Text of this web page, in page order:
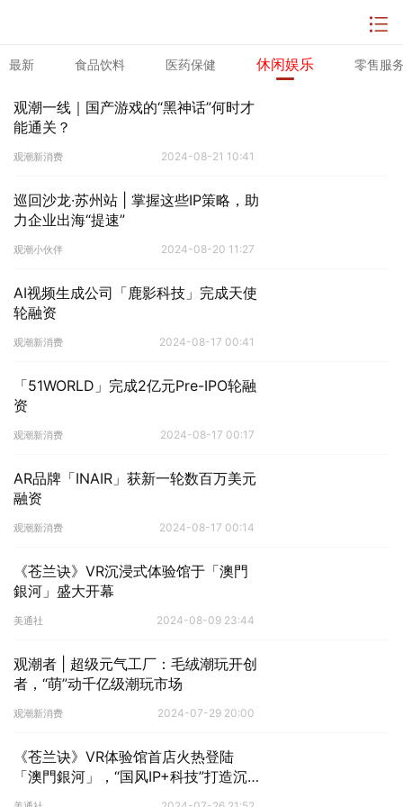
最新 食品饮料 医药保健 休闲娱乐 零售服
观潮一线｜国产游戏的“黑神话”何时才
能通关？
观潮新消费 2024-08-21 10:41
巡回沙龙·苏州站 | 掌握这些IP策略，助
力企业出海“提速”
观潮小伙伴 2024-08-20 11:27
AI视频生成公司「鹿影科技」完成天使
轮融资
观潮新消费 2024-08-17 00:41
「51WORLD」完成2亿元Pre-IPO轮融
资
观潮新消费 2024-08-17 00:17
AR品牌「INAIR」获新一轮数百万美元
融资
观潮新消费 2024-08-17 00:14
《苍兰诀》VR沉浸式体验馆于「澳門
銀河」盛大开幕
美通社 2024-08-09 23:44
观潮者 | 超级元气工厂：毛绒潮玩开创
者，“萌”动千亿级潮玩市场
观潮新消费 2024-07-29 20:00
《苍兰诀》VR体验馆首店火热登陆
「澳門銀河」，“国风IP+科技”打造沉